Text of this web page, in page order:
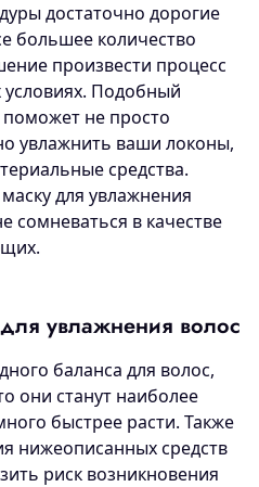
достаточно дорогие
большее количество
произвести процесс
Подобный
не просто
увлажнить ваши локоны,
средства.
для увлажнения
сомневаться в качестве
увлажнения волос
баланса для волос,
они станут наиболее
быстрее расти. Также
нижеописанных средств
риск возникновения